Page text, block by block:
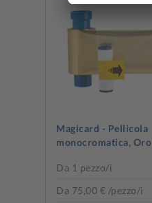
Magicard - Pellicola
monocromatica, Oro
Da 1 pezzo/i
Da 75,00 € /pezzo/i